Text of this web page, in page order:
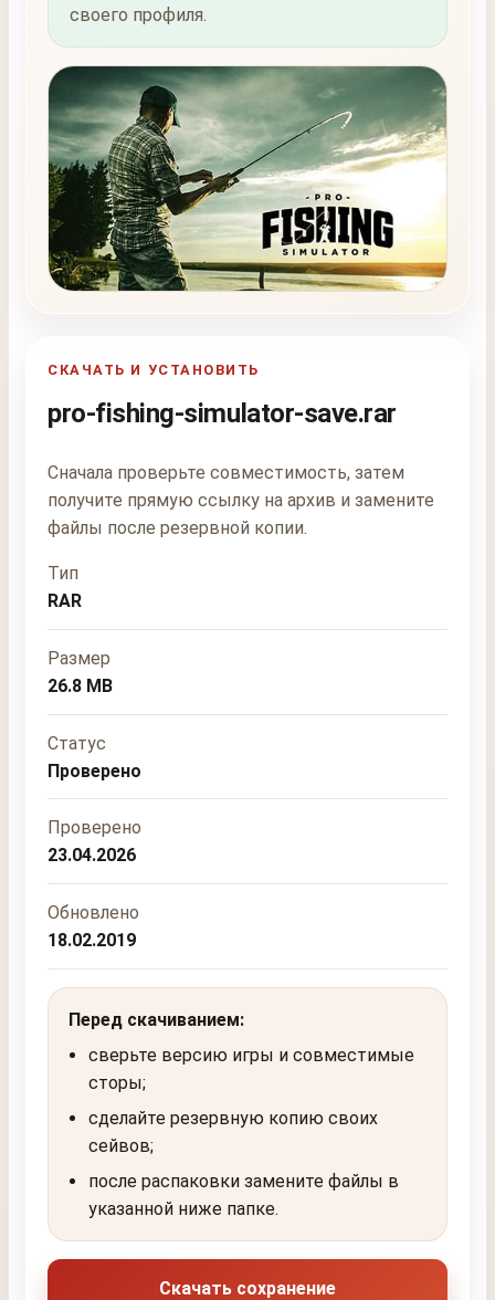
своего профиля.
СКАЧАТЬ И УСТАНОВИТЬ
pro-fishing-simulator-save.rar
Сначала проверьте совместимость, затем
получите прямую ссылку на архив и замените
файлы после резервной копии.
Тип
RAR
Размер
26.8 MB
Статус
Проверено
Проверено
23.04.2026
Обновлено
18.02.2019
Перед скачиванием:
сверьте версию игры и совместимые
сторы;
сделайте резервную копию своих
сейвов;
после распаковки замените файлы в
указанной ниже папке.
Скачать сохранение